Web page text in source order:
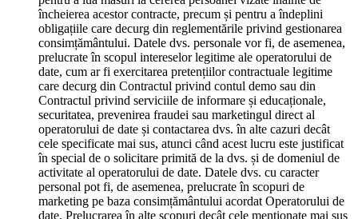
încheierea acestor contracte, precum și pentru a îndeplini
obligațiile care decurg din reglementările privind gestionarea
consimțământului. Datele dvs. personale vor fi, de asemenea,
prelucrate în scopul intereselor legitime ale operatorului de
date, cum ar fi exercitarea pretențiilor contractuale legitime
care decurg din Contractul privind contul demo sau din
Contractul privind serviciile de informare și educaționale,
securitatea, prevenirea fraudei sau marketingul direct al
operatorului de date și contactarea dvs. în alte cazuri decât
cele specificate mai sus, atunci când acest lucru este justificat
în special de o solicitare primită de la dvs. și de domeniul de
activitate al operatorului de date. Datele dvs. cu caracter
personal pot fi, de asemenea, prelucrate în scopuri de
marketing pe baza consimțământului acordat Operatorului de
date. Prelucrarea în alte scopuri decât cele menționate mai sus